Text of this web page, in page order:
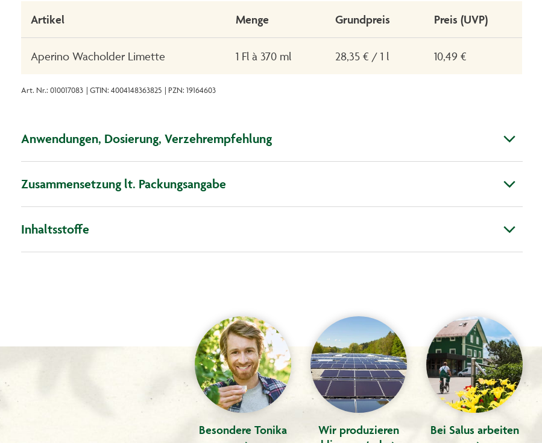
Artikel Menge Grundpreis Preis (UVP)
Aperino Wacholder Limette 1 Fl à 370 ml 28,35 € / 1 l 10,49 €
Art. Nr.: 010017083 | GTIN: 4004148363825 | PZN: 19164603
Anwendungen, Dosierung, Verzehrempfehlung
Zusammensetzung lt. Packungsangabe
Inhaltsstoffe
Besondere Tonika
Wir produzieren
Bei Salus arbeiten